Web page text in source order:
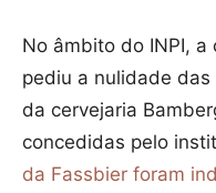
No âmbito do INPI, a
pediu a nulidade das
da cervejaria
concedidas pelo
da Fassbier foram